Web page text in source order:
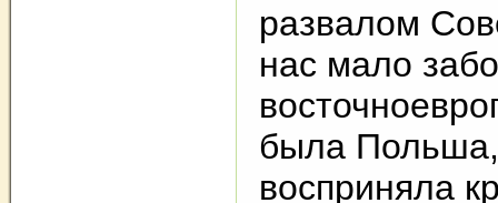
развалом
нас мало
была Польша,
восприняла